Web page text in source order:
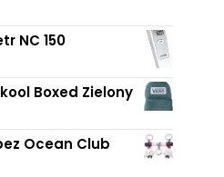
NC 150
Boxed Zielony
Ocean Club